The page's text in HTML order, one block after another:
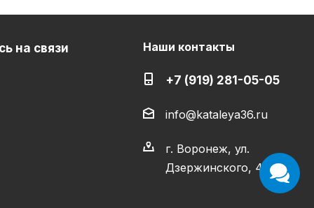
на связи Наши контакты
+7 (919) 281-05-05
info@kataleya36.ru
г. Воронеж, ул.
Дзержинского, 4